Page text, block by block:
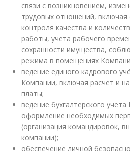
связи с возникновением,
трудовых отношений, включая
контроля качества и
работы, учета рабочего
сохранности имущества,
режима в помещениях
ведение единого кадрового
Компании, включая расчет и
платы;
ведение бухгалтерского
оформление необходимых
(организация командировок,
компании);
обеспечение личной